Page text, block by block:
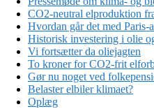
CO2-neutral elproduktion
Hvordan går det med Paris-
Historisk investering i olie
Vi fortsætter da oliejagten
To kroner for CO2-frit
Gør nu noget ved
Belaster elbiler klimaet?
Oplæg